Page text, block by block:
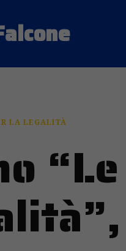
LA LEGALITÀ